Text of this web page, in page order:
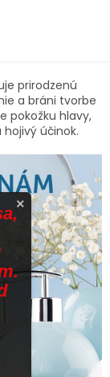
prirodzenú
a bráni tvorbe
pokožku hlavy,
účinok.
×